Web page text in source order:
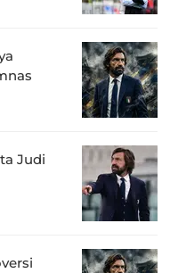
Judi